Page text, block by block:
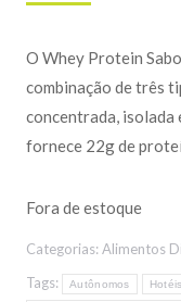
O Whey Protein
combinação de três
concentrada, isolada
fornece 22g de
Fora de estoque
Categorias: Alimentos
Tags:
Autônomos